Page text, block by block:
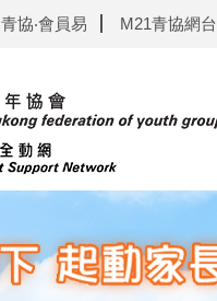
青協‧會員易 M21青協網台